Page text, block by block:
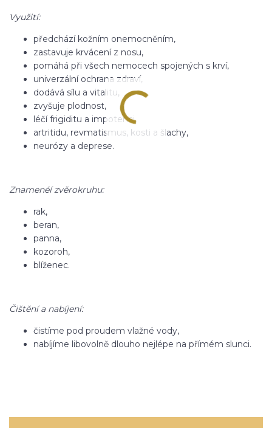
Využití:
předchází kožním onemocněním,
zastavuje krvácení z nosu,
pomáhá při všech nemocech spojených s krví,
univerzální ochrana zdraví,
dodává sílu a vitalitu,
zvyšuje plodnost,
léčí frigiditu a impotenci,
artritidu, revmatismus, kosti a šlachy,
neurózy a deprese.
Znamenéí zvěrokruhu:
rak,
beran,
panna,
kozoroh,
blíženec.
Čištění a nabíjení:
čistíme pod proudem vlažné vody,
nabíjíme libovolně dlouho nejlépe na přímém slunci.